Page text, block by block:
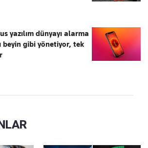
yazılım dünyayı alarma
beyin gibi yönetiyor, tek